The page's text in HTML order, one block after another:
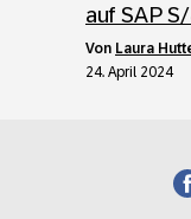
auf SAP
von Laura
24. April 2024